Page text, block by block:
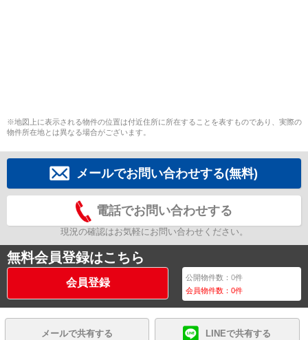
※地図上に表示される物件の位置は付近住所に所在することを表すものであり、実際の
物件所在地とは異なる場合がございます。
メールでお問い合わせする(無料)
電話でお問い合わせする
現況の確認はお気軽にお問い合わせください。
無料会員登録はこちら
会員登録 公開物件数：0件
会員物件数：0件
メールで共有する LINEで共有する